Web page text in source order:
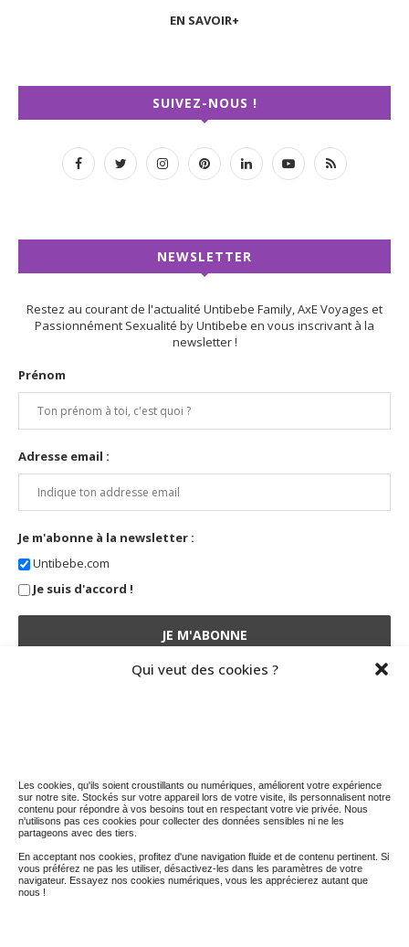
Qui veut des cookies ?
Les cookies, qu'ils soient croustillants ou numériques, améliorent votre expérience
sur notre site. Stockés sur votre appareil lors de votre visite, ils personnalisent notre
contenu pour répondre à vos besoins tout en respectant votre vie privée. Nous
n'utilisons pas ces cookies pour collecter des données sensibles ni ne les
partageons avec des tiers.
En acceptant nos cookies, profitez d'une navigation fluide et de contenu pertinent. Si
vous préférez ne pas les utiliser, désactivez-les dans les paramètres de votre
navigateur. Essayez nos cookies numériques, vous les apprécierez autant que
nous !
EN SAVOIR+
SUIVEZ-NOUS !
NEWSLETTER
Restez au courant de l'actualité Untibebe Family, AxE Voyages et
Passionnément Sexualité by Untibebe en vous inscrivant à la
newsletter !
Prénom
Adresse email :
Je m'abonne à la newsletter :
Untibebe.com
Je suis d'accord !
5 036 974 visites depuis le 01 nov. 2014